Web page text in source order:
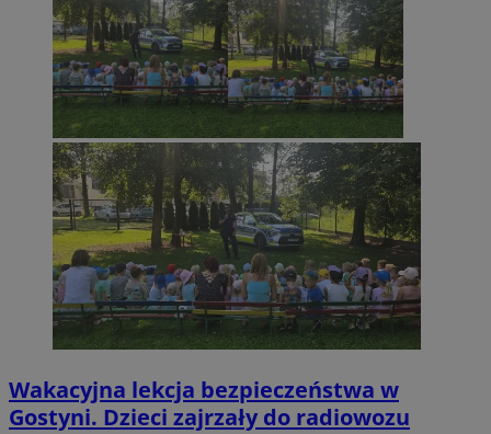
Wakacyjna lekcja bezpieczeństwa w
Gostyni. Dzieci zajrzały do radiowozu